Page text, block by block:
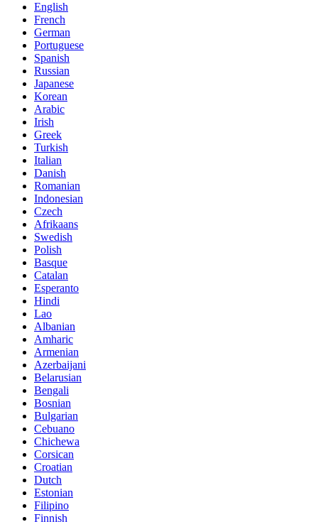
English
French
German
Portuguese
Spanish
Russian
Japanese
Korean
Arabic
Irish
Greek
Turkish
Italian
Danish
Romanian
Indonesian
Czech
Afrikaans
Swedish
Polish
Basque
Catalan
Esperanto
Hindi
Lao
Albanian
Amharic
Armenian
Azerbaijani
Belarusian
Bengali
Bosnian
Bulgarian
Cebuano
Chichewa
Corsican
Croatian
Dutch
Estonian
Filipino
Finnish